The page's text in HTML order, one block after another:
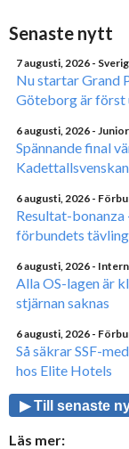
Senaste nytt
7 augusti, 2026 -
Nu startar Grand
Göteborg är först
6 augusti, 2026 -
Spännande final
Kadettallsvenskan
6 augusti, 2026 -
Resultat-bonanza
förbundets
6 augusti, 2026 -
Alla OS-lagen är
stjärnan saknas
6 augusti, 2026 -
Så säkrar SSF-
hos Elite Hotels
▶ Till senaste
Läs mer: